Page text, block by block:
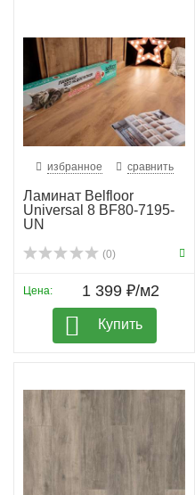
избранное сравнить
Ламинат Belfloor
Universal 8 BF80-7195-
UN
(0)
Цена: 1 399 ₽/м2
Купить